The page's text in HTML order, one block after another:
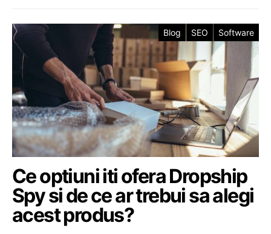
Blog SEO Software
Ce optiuni iti ofera Dropship
Spy si de ce ar trebui sa alegi
acest produs?